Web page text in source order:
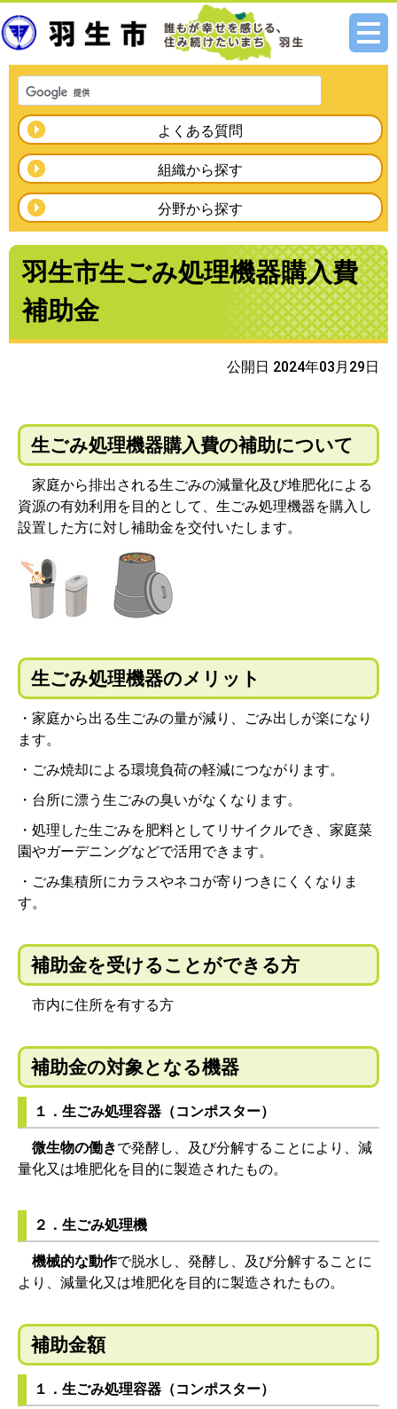
メニ
よくある質問
組織から探す
分野から探す
羽生市生ごみ処理機器購入費
補助金
公開日 2024年03月29日
生ごみ処理機器購入費の補助について
家庭から排出される生ごみの減量化及び堆肥化による
資源の有効利用を目的として、生ごみ処理機器を購入し
設置した方に対し補助金を交付いたします。
生ごみ処理機器のメリット
・家庭から出る生ごみの量が減り、ごみ出しが楽になり
ます。
・ごみ焼却による環境負荷の軽減につながります。
・台所に漂う生ごみの臭いがなくなります。
・処理した生ごみを肥料としてリサイクルでき、家庭菜
園やガーデニングなどで活用できます。
・ごみ集積所にカラスやネコが寄りつきにくくなりま
す。
補助金を受けることができる方
市内に住所を有する方
補助金の対象となる機器
１．生ごみ処理容器（コンポスター）
微生物の働きで発酵し、及び分解することにより、減
量化又は堆肥化を目的に製造されたもの。
２．生ごみ処理機
機械的な動作で脱水し、発酵し、及び分解することに
より、減量化又は堆肥化を目的に製造されたもの。
補助金額
１．生ごみ処理容器（コンポスター）